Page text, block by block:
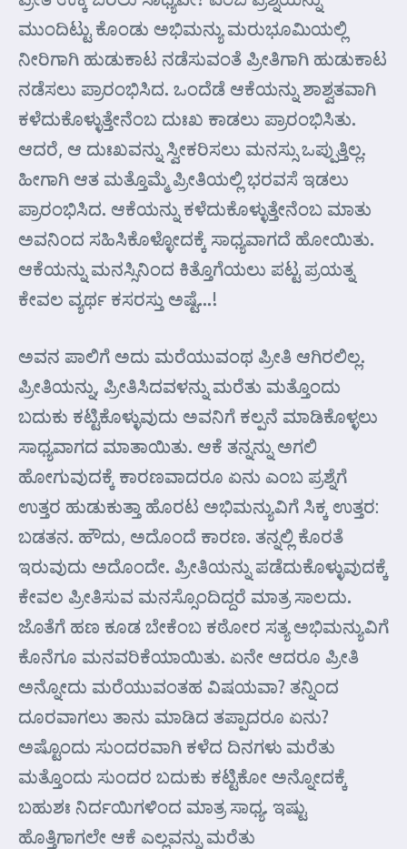
ಮುಂದಿಟ್ಟು ಕೊಂಡು ಅಭಿಮನ್ಯು ಮರುಭೂಮಿಯಲ್ಲಿ
ನೀರಿಗಾಗಿ ಹುಡುಕಾಟ ನಡೆಸುವಂತೆ ಪ್ರೀತಿಗಾಗಿ ಹುಡುಕಾಟ
ನಡೆಸಲು ಪ್ರಾರಂಭಿಸಿದ. ಒಂದೆಡೆ ಆಕೆಯನ್ನು ಶಾಶ್ವತವಾಗಿ
ಕಳೆದುಕೊಳ್ಳುತ್ತೇನೆಂಬ ದುಃಖ ಕಾಡಲು ಪ್ರಾರಂಭಿಸಿತು.
ಆದರೆ, ಆ ದುಃಖವನ್ನು ಸ್ವೀಕರಿಸಲು ಮನಸ್ಸು ಒಪ್ಪುತ್ತಿಲ್ಲ.
ಹೀಗಾಗಿ ಆತ ಮತ್ತೊಮ್ಮೆ ಪ್ರೀತಿಯಲ್ಲಿ ಭರವಸೆ ಇಡಲು
ಪ್ರಾರಂಭಿಸಿದ. ಆಕೆಯನ್ನು ಕಳೆದುಕೊಳ್ಳುತ್ತೇನೆಂಬ ಮಾತು
ಅವನಿಂದ ಸಹಿಸಿಕೊಳ್ಳೋದಕ್ಕೆ ಸಾಧ್ಯವಾಗದೆ ಹೋಯಿತು.
ಆಕೆಯನ್ನು ಮನಸ್ಸಿನಿಂದ ಕಿತ್ತೊಗೆಯಲು ಪಟ್ಟ ಪ್ರಯತ್ನ
ಕೇವಲ ವ್ಯರ್ಥ ಕಸರಸ್ತು ಅಷ್ಟೆ…!
ಅವನ ಪಾಲಿಗೆ ಅದು ಮರೆಯುವಂಥ ಪ್ರೀತಿ ಆಗಿರಲಿಲ್ಲ.
ಪ್ರೀತಿಯನ್ನು, ಪ್ರೀತಿಸಿದವಳನ್ನು ಮರೆತು ಮತ್ತೊಂದು
ಬದುಕು ಕಟ್ಟಿಕೊಳ್ಳುವುದು ಅವನಿಗೆ ಕಲ್ಪನೆ ಮಾಡಿಕೊಳ್ಳಲು
ಸಾಧ್ಯವಾಗದ ಮಾತಾಯಿತು. ಆಕೆ ತನ್ನನ್ನು ಅಗಲಿ
ಹೋಗುವುದಕ್ಕೆ ಕಾರಣವಾದರೂ ಏನು ಎಂಬ ಪ್ರಶ್ನೆಗೆ
ಉತ್ತರ ಹುಡುಕುತ್ತಾ ಹೊರಟ ಅಭಿಮನ್ಯುವಿಗೆ ಸಿಕ್ಕ ಉತ್ತರ:
ಬಡತನ. ಹೌದು, ಅದೊಂದೆ ಕಾರಣ. ತನ್ನಲ್ಲಿ ಕೊರತೆ
ಇರುವುದು ಅದೊಂದೇ. ಪ್ರೀತಿಯನ್ನು ಪಡೆದುಕೊಳ್ಳುವುದಕ್ಕೆ
ಕೇವಲ ಪ್ರೀತಿಸುವ ಮನಸ್ಸೊಂದಿದ್ದರೆ ಮಾತ್ರ ಸಾಲದು.
ಜೊತೆಗೆ ಹಣ ಕೂಡ ಬೇಕೆಂಬ ಕಠೋರ ಸತ್ಯ ಅಭಿಮನ್ಯುವಿಗೆ
ಕೊನೆಗೂ ಮನವರಿಕೆಯಾಯಿತು. ಏನೇ ಆದರೂ ಪ್ರೀತಿ
ಅನ್ನೋದು ಮರೆಯುವಂತಹ ವಿಷಯವಾ? ತನ್ನಿಂದ
ದೂರವಾಗಲು ತಾನು ಮಾಡಿದ ತಪ್ಪಾದರೂ ಏನು?
ಅಷ್ಟೊಂದು ಸುಂದರವಾಗಿ ಕಳೆದ ದಿನಗಳು ಮರೆತು
ಮತ್ತೊಂದು ಸುಂದರ ಬದುಕು ಕಟ್ಟಿಕೋ ಅನ್ನೋದಕ್ಕೆ
ಬಹುಶಃ ನಿರ್ದಯಿಗಳಿಂದ ಮಾತ್ರ ಸಾಧ್ಯ. ಇಷ್ಟು
ಹೊತ್ತಿಗಾಗಲೇ ಆಕೆ ಎಲ್ಲವನ್ನು ಮರೆತು